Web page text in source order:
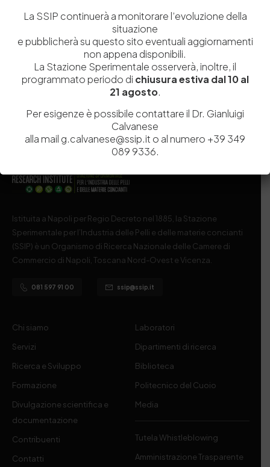
Salva il mio nome, email e sito web in questo browser per la
prossima volta che commento.
Post Comment
Istituita a Napoli per Regio Decreto nel 1885, la Stazione
Sperimentale per l’Industria delle Pelli e delle materie concianti
(SSIP) è un Organismo di Ricerca Nazionale delle Camere di
Commercio di Napoli, Toscana Nord-Ovest e Vicenza.
081 597 91 00 ssip@ssip.it
Chi siamo
Servizi
Ricerca e Sviluppo
Formazione
Divulgazione scientifica e
documentazione
Contribuenti
Contatti
Laboratori
Dipartimenti di ricerca
Biblioteca
Politecnico del Cuoio
Media
Tutela Whistleblowing
Amministrazione Trasparente
La SSIP continuerà a monitorare l’evoluzione della
situazione
e pubblicherà su questo sito eventuali aggiornamenti
non appena disponibili.
La Stazione Sperimentale osserverà, inoltre, il
programmato periodo di chiusura estiva dal 10 al
21 agosto.
Per esigenze è possibile contattare il Dr. Gianluigi
Calvanese
alla mail g.calvanese@ssip.it o al numero +39 349
089 9336.